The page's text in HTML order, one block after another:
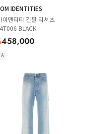
IDENTITIES
이덴티티 긴팔 티셔츠
BLACK
458,000